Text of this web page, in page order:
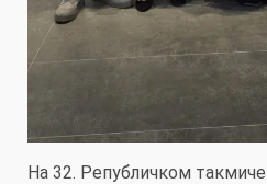
На 32. Републичком